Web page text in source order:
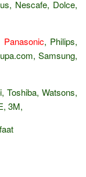
Nescafe, Dolce,
Panasonic, Philips,
Samsung,
Toshiba, Watsons,
3M,